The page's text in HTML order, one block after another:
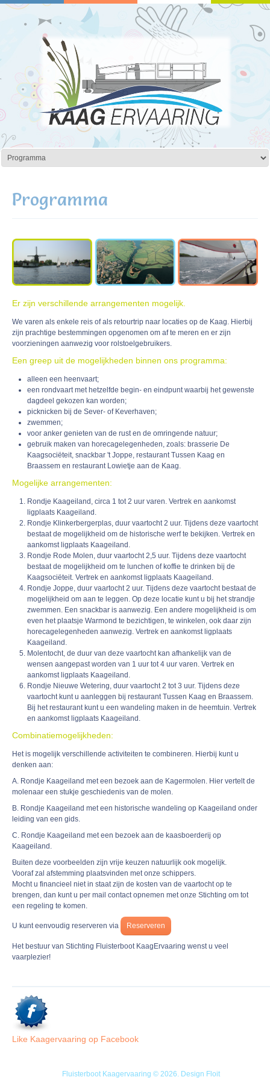
Programma
Er zijn verschillende arrangementen mogelijk.
We varen als enkele reis of als retourtrip naar locaties op de Kaag. Hierbij
zijn prachtige bestemmingen opgenomen om af te meren en er zijn
voorzieningen aanwezig voor rolstoelgebruikers.
Een greep uit de mogelijkheden binnen ons programma:
alleen een heenvaart;
een rondvaart met hetzelfde begin- en eindpunt waarbij het gewenste
dagdeel gekozen kan worden;
picknicken bij de Sever- of Keverhaven;
zwemmen;
voor anker genieten van de rust en de omringende natuur;
gebruik maken van horecagelegenheden, zoals: brasserie De
Kaagsociëteit, snackbar 't Joppe, restaurant Tussen Kaag en
Braassem en restaurant Lowietje aan de Kaag.
Mogelijke arrangementen:
Rondje Kaageiland, circa 1 tot 2 uur varen. Vertrek en aankomst
ligplaats Kaageiland.
Rondje Klinkerbergerplas, duur vaartocht 2 uur. Tijdens deze vaartocht
bestaat de mogelijkheid om de historische werf te bekijken. Vertrek en
aankomst ligplaats Kaageiland.
Rondje Rode Molen, duur vaartocht 2,5 uur. Tijdens deze vaartocht
bestaat de mogelijkheid om te lunchen of koffie te drinken bij de
Kaagsociëteit. Vertrek en aankomst ligplaats Kaageiland.
Rondje Joppe, duur vaartocht 2 uur. Tijdens deze vaartocht bestaat de
mogelijkheid om aan te leggen. Op deze locatie kunt u bij het strandje
zwemmen. Een snackbar is aanwezig. Een andere mogelijkheid is om
even het plaatsje Warmond te bezichtigen, te winkelen, ook daar zijn
horecagelegenheden aanwezig. Vertrek en aankomst ligplaats
Kaageiland.
Molentocht, de duur van deze vaartocht kan afhankelijk van de
wensen aangepast worden van 1 uur tot 4 uur varen. Vertrek en
aankomst ligplaats Kaageiland.
Rondje Nieuwe Wetering, duur vaartocht 2 tot 3 uur. Tijdens deze
vaartocht kunt u aanleggen bij restaurant Tussen Kaag en Braassem.
Bij het restaurant kunt u een wandeling maken in de heemtuin. Vertrek
en aankomst ligplaats Kaageiland.
Combinatiemogelijkheden:
Het is mogelijk verschillende activiteiten te combineren. Hierbij kunt u
denken aan:
A. Rondje Kaageiland met een bezoek aan de Kagermolen. Hier vertelt de
molenaar een stukje geschiedenis van de molen.
B. Rondje Kaageiland met een historische wandeling op Kaageiland onder
leiding van een gids.
C. Rondje Kaageiland met een bezoek aan de kaasboerderij op
Kaageiland.
Buiten deze voorbeelden zijn vrije keuzen natuurlijk ook mogelijk.
Vooraf zal afstemming plaatsvinden met onze schippers.
Mocht u financieel niet in staat zijn de kosten van de vaartocht op te
brengen, dan kunt u per mail contact opnemen met onze Stichting om tot
een regeling te komen.
U kunt eenvoudig reserveren via Reserveren
Het bestuur van Stichting Fluisterboot KaagErvaaring wenst u veel
vaarplezier!
Like Kaagervaaring op Facebook
Fluisterboot Kaagervaaring © 2026. Design Floit